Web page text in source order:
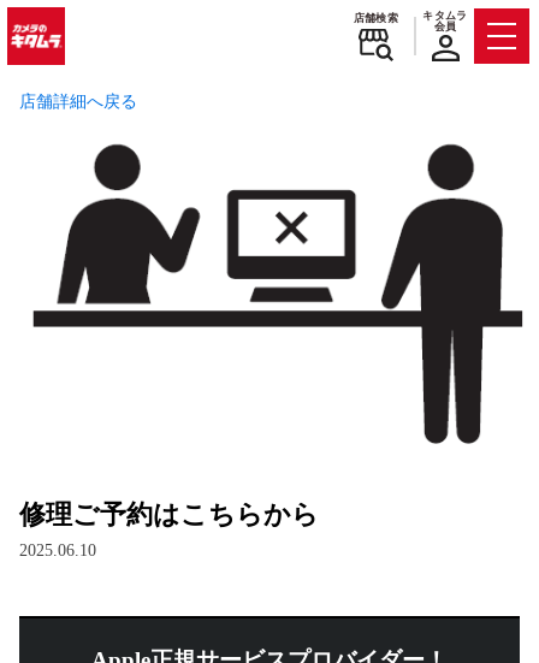
店舗検索
キタムラ
会員
店舗詳細へ戻る
修理ご予約はこちらから
2025.06.10